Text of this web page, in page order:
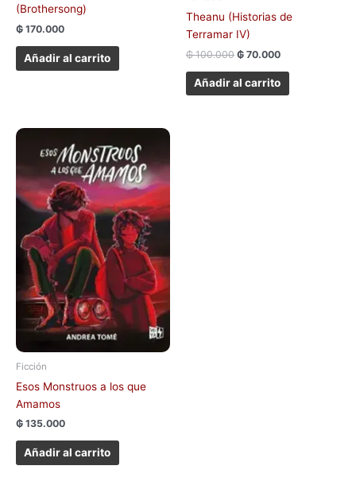
(Brothersong)
₲ 170.000
Añadir al carrito
Theanu (Historias de
Terramar IV)
₲100.000 ₲ 70.000
Añadir al carrito
Ficción
Esos Monstruos a los que
Amamos
₲ 135.000
Añadir al carrito